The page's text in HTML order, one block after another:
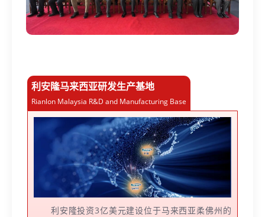
利安隆马来西亚研发生产基地
Rianlon Malaysia R&D and Manufacturing Base
利安隆投资3亿美元建设位于马来西亚柔佛州的